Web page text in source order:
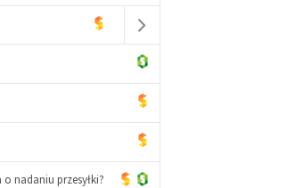
nadaniu przesyłki?